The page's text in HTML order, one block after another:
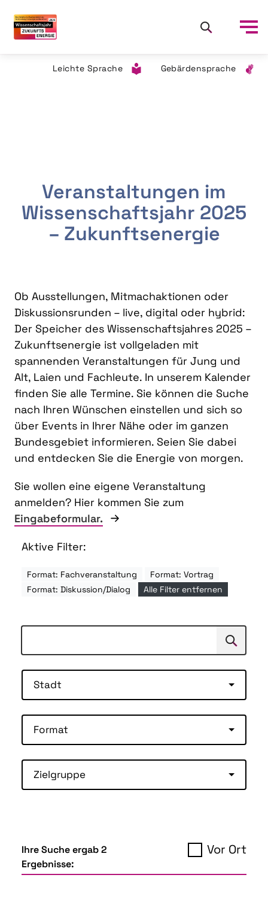
Leichte Sprache Gebärdensprache
Veranstaltungen im
Wissenschaftsjahr 2025
– Zukunftsenergie
Ob Ausstellungen, Mitmachaktionen oder
Diskussionsrunden – live, digital oder hybrid:
Der Speicher des Wissenschaftsjahres 2025 –
Zukunftsenergie ist vollgeladen mit
spannenden Veranstaltungen für Jung und
Alt, Laien und Fachleute. In unserem Kalender
finden Sie alle Termine. Sie können die Suche
nach Ihren Wünschen einstellen und sich so
über Events in Ihrer Nähe oder im ganzen
Bundesgebiet informieren. Seien Sie dabei
und entdecken Sie die Energie von morgen.
Sie wollen eine eigene Veranstaltung
anmelden? Hier kommen Sie zum
Eingabeformular.
Aktive Filter:
Format: Fachveranstaltung
Format: Vortrag
Format: Diskussion/Dialog
Alle Filter entfernen
Suchen
Stadt
Format
Zielgruppe
Ihre Suche ergab 2
Ergebnisse:
Vor Ort